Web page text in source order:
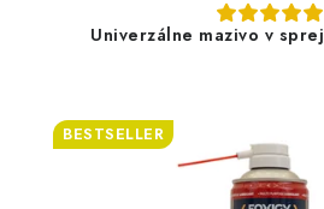
Univerzálne mazivo v
BESTSELLER